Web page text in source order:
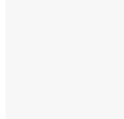
Тернопіль у
Харківщині
України